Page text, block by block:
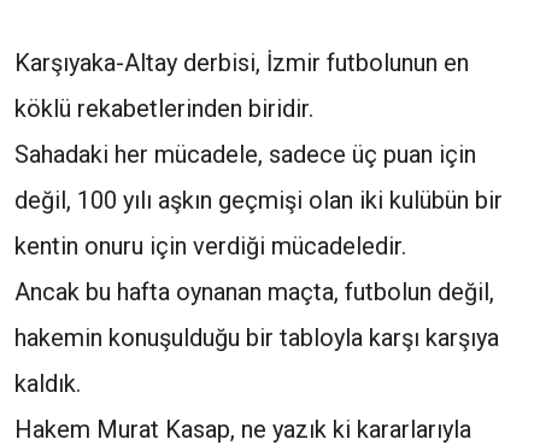
Karşıyaka-Altay derbisi, İzmir futbolunun en
köklü rekabetlerinden biridir.
Sahadaki her mücadele, sadece üç puan için
değil, 100 yılı aşkın geçmişi olan iki kulübün bir
kentin onuru için verdiği mücadeledir.
Ancak bu hafta oynanan maçta, futbolun değil,
hakemin konuşulduğu bir tabloyla karşı karşıya
kaldık.
Hakem Murat Kasap, ne yazık ki kararlarıyla